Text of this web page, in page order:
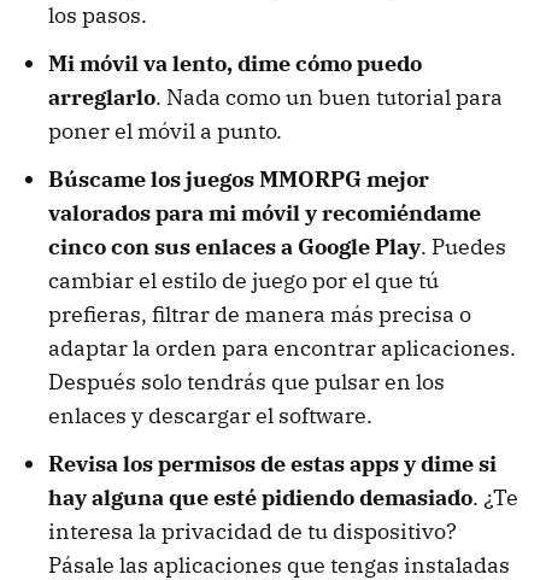
los pasos.
Mi móvil va lento, dime cómo puedo
arreglarlo. Nada como un buen tutorial para
poner el móvil a punto.
Búscame los juegos MMORPG mejor
valorados para mi móvil y recomiéndame
cinco con sus enlaces a Google Play. Puedes
cambiar el estilo de juego por el que tú
prefieras, filtrar de manera más precisa o
adaptar la orden para encontrar aplicaciones.
Después solo tendrás que pulsar en los
enlaces y descargar el software.
Revisa los permisos de estas apps y dime si
hay alguna que esté pidiendo demasiado. ¿Te
interesa la privacidad de tu dispositivo?
Pásale las aplicaciones que tengas instaladas